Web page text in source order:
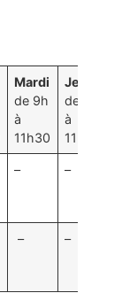
Mardi
de 9h
à
11h30
Jeudi
de 9h
à
11h30
– –
– –